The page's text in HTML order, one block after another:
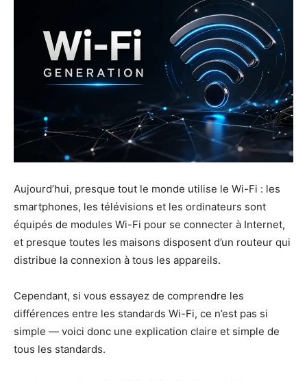
Aujourd’hui, presque tout le monde utilise le Wi-Fi : les
smartphones, les télévisions et les ordinateurs sont
équipés de modules Wi-Fi pour se connecter à Internet,
et presque toutes les maisons disposent d’un routeur qui
distribue la connexion à tous les appareils.
Cependant, si vous essayez de comprendre les
différences entre les standards Wi-Fi, ce n’est pas si
simple — voici donc une explication claire et simple de
tous les standards.